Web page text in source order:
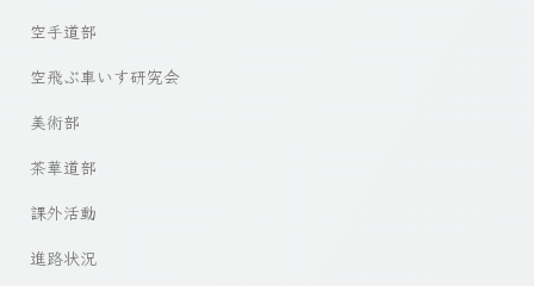
空手道部
空飛ぶ車いす研究会
美術部
茶華道部
課外活動
進路状況